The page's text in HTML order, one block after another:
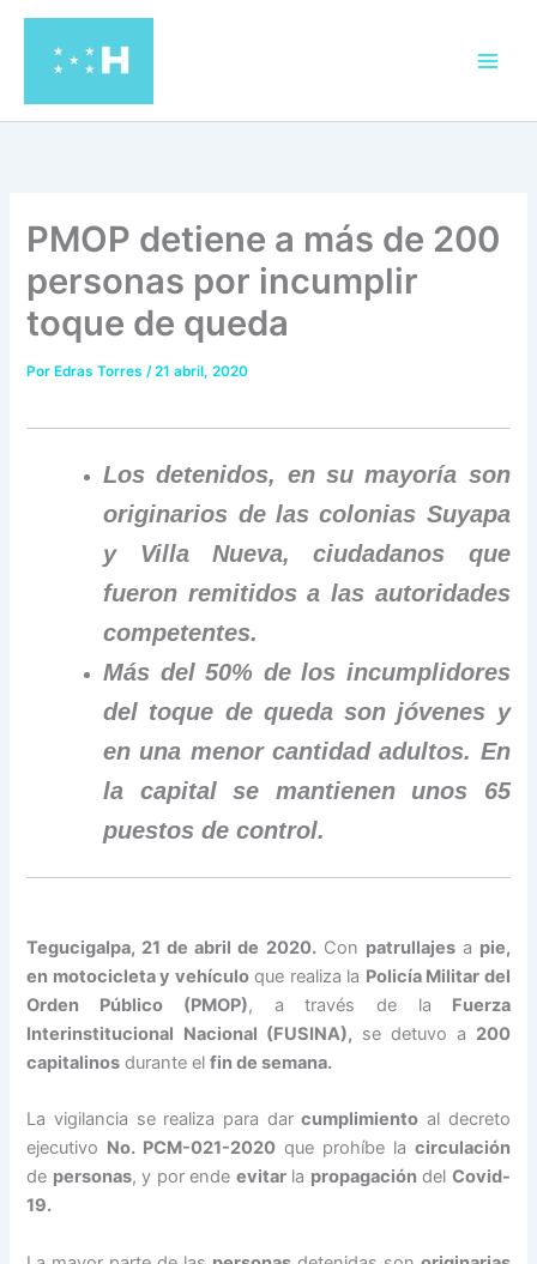
contenido
PMOP detiene a más de 200
personas por incumplir
toque de queda
Por Edras Torres/21 abril, 2020
Los detenidos, en su mayoría son
originarios de las colonias Suyapa
y Villa Nueva, ciudadanos que
fueron remitidos a las autoridades
competentes.
Más del 50% de los incumplidores
del toque de queda son jóvenes y
en una menor cantidad adultos. En
la capital se mantienen unos 65
puestos de control.
Tegucigalpa, 21 de abril de 2020.Con patrullajesa pie,
en motocicleta y vehículoque realiza la Policía Militar del
Orden Público (PMOP), a través de la Fuerza
Interinstitucional Nacional (FUSINA), se detuvo a 200
capitalinos durante elfin de semana.
La vigilancia se realiza para darcumplimiento al decreto
ejecutivo No. PCM-021-2020 que prohíbe la circulación
de personas, y por ende evitarla propagacióndel Covid-
19.